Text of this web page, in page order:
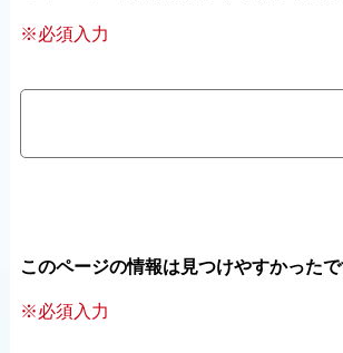
※必須入力
このページの情報は見つけやすかったで
※必須入力